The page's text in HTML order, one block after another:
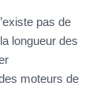
pas de
longueur des
moteurs de